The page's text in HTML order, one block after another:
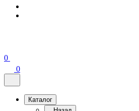
0
0
Каталог